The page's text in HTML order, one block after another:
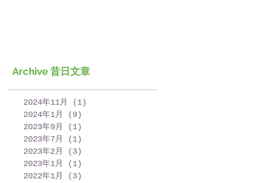
Archive 昔日文章
2024年11月 (1)
2024年1月
(9)
2023年9月
(1)
2023年7月
(1)
2023年2月
(3)
2023年1月
(1)
2022年1月
(3)